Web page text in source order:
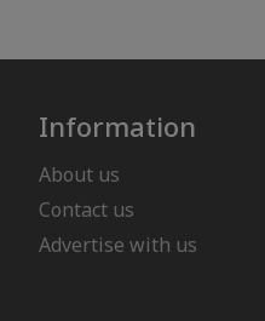
Information
About us
Contact us
Advertise with us